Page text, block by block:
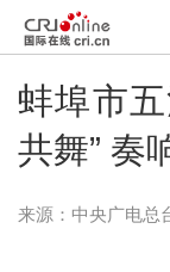
蚌埠市
共舞” 奏
来源：中央广电总